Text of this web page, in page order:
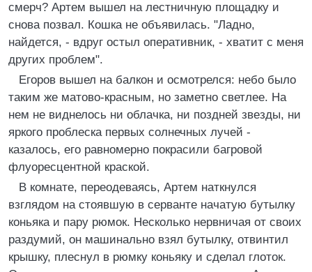
смерч? Артем вышел на лестничную площадку и
снова позвал. Кошка не объявилась. "Ладно,
найдется, - вдруг остыл оперативник, - хватит с меня
других проблем".
Егоров вышел на балкон и осмотрелся: небо было
таким же матово-красным, но заметно светлее. На
нем не виднелось ни облачка, ни поздней звезды, ни
яркого проблеска первых солнечных лучей -
казалось, его равномерно покрасили багровой
флуоресцентной краской.
В комнате, переодеваясь, Артем наткнулся
взглядом на стоявшую в серванте начатую бутылку
коньяка и пару рюмок. Несколько нервничая от своих
раздумий, он машинально взял бутылку, отвинтил
крышку, плеснул в рюмку коньяку и сделал глоток.